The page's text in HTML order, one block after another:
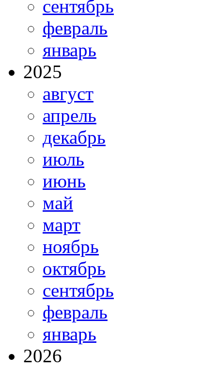
сентябрь
февраль
январь
2025
август
апрель
декабрь
июль
июнь
май
март
ноябрь
октябрь
сентябрь
февраль
январь
2026